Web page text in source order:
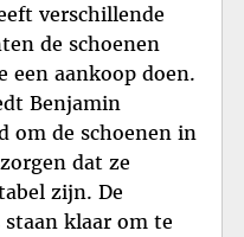
verschillende
de schoenen
een aankoop doen.
Benjamin
om de schoenen in
dat ze
zijn. De
klaar om te